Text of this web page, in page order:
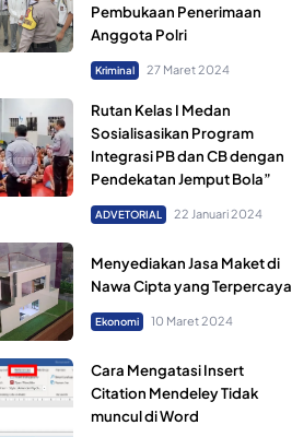
Pembukaan Penerimaan
Anggota Polri
Kriminal 27 Maret 2024
Rutan Kelas I Medan
Sosialisasikan Program
Integrasi PB dan CB dengan
Pendekatan Jemput Bola”
ADVETORIAL 22 Januari 2024
Menyediakan Jasa Maket di
Nawa Cipta yang Terpercaya
Ekonomi 10 Maret 2024
Cara Mengatasi Insert
Citation Mendeley Tidak
muncul di Word